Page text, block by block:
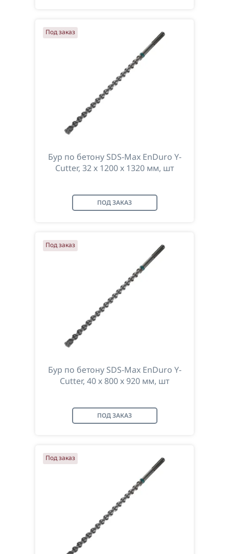
Бур по бетону SDS-Max EnDuro Y-
Cutter, 32 х 1200 х 1320 мм, шт
ПОД ЗАКАЗ
Под заказ
Бур по бетону SDS-Max EnDuro Y-
Cutter, 40 х 800 х 920 мм, шт
ПОД ЗАКАЗ
Под заказ
Под заказ